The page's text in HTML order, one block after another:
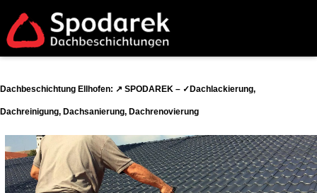
Dachbeschichtung Ellhofen: ↗️ SPODAREK – ✓Dachlackierung,
Dachreinigung, Dachsanierung, Dachrenovierung